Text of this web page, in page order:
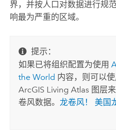
界，并按人口对数据进行规
响最为严重的区域。
提示：
如果已将组织配置为使用
the World 内容，则可以
ArcGIS Living Atlas 图层
卷风数据。 龙卷风！ 美国